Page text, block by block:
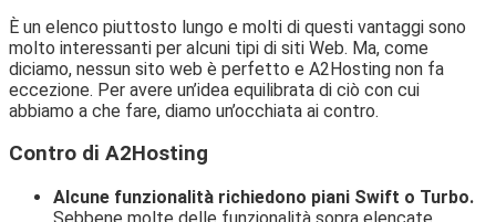
È un elenco piuttosto lungo e molti di questi vantaggi sono
molto interessanti per alcuni tipi di siti Web. Ma, come
diciamo, nessun sito web è perfetto e A2Hosting non fa
eccezione. Per avere un’idea equilibrata di ciò con cui
abbiamo a che fare, diamo un’occhiata ai contro.
Contro di A2Hosting
Alcune funzionalità richiedono piani Swift o Turbo.